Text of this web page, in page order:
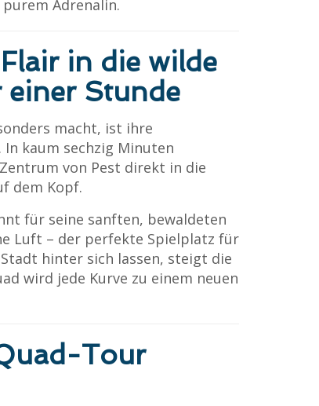
Adrenalin.
in die wilde
Stunde
macht, ist ihre
kaum sechzig Minuten
von Pest direkt in die
dem Kopf.
für seine sanften, bewaldeten
Luft – der perfekte Spielplatz für
hinter sich lassen, steigt die
wird jede Kurve zu einem neuen
Tour